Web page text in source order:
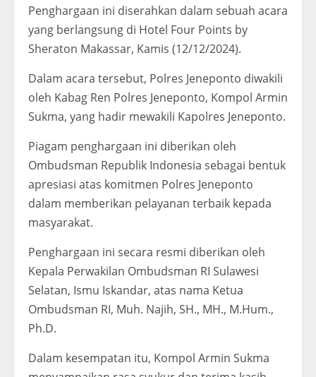
Penghargaan ini diserahkan dalam sebuah acara
yang berlangsung di Hotel Four Points by
Sheraton Makassar, Kamis (12/12/2024).
Dalam acara tersebut, Polres Jeneponto diwakili
oleh Kabag Ren Polres Jeneponto, Kompol Armin
Sukma, yang hadir mewakili Kapolres Jeneponto.
Piagam penghargaan ini diberikan oleh
Ombudsman Republik Indonesia sebagai bentuk
apresiasi atas komitmen Polres Jeneponto
dalam memberikan pelayanan terbaik kepada
masyarakat.
Penghargaan ini secara resmi diberikan oleh
Kepala Perwakilan Ombudsman RI Sulawesi
Selatan, Ismu Iskandar, atas nama Ketua
Ombudsman RI, Muh. Najih, SH., MH., M.Hum.,
Ph.D.
Dalam kesempatan itu, Kompol Armin Sukma